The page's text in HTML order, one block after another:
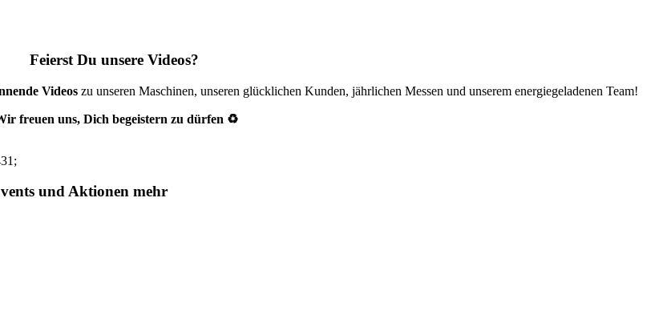
Feierst Du unsere Videos?
Videos zu unseren Maschinen, unseren glücklichen Kunden, jährlichen Messen und unserem energiegeladenen Team!
freuen uns, Dich begeistern zu dürfen ♻️
und Aktionen mehr